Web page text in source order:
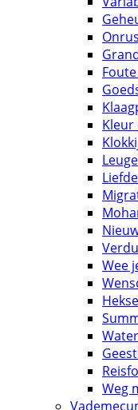
Kleur
Wee
Weg